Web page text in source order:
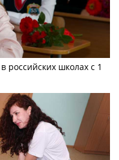
российских школах с 1